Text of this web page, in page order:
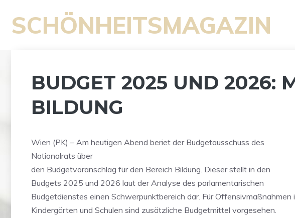
Inhalt
springen
SCHÖNHEITSMAGAZIN
BUDGET 2025 UND 2026:
BILDUNG
Wien (PK) – Am heutigen Abend beriet der Budgetausschuss des
Nationalrats über
den Budgetvoranschlag für den Bereich Bildung. Dieser stellt in den
Budgets 2025 und 2026 laut der Analyse des parlamentarischen
Budgetdienstes einen Schwerpunktbereich dar. Für Offensivmaßnahmen
Kindergärten und Schulen sind zusätzliche Budgetmittel vorgesehen.